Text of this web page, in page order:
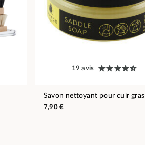
19 avis
Savon nettoyant pour cuir gras
7,90 €